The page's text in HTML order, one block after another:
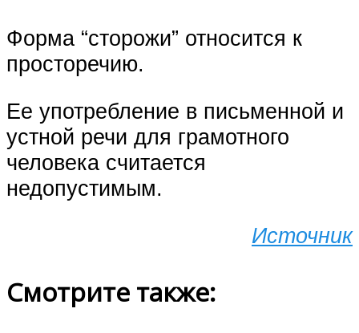
Форма “сторожи” относится к
просторечию.
Ее употребление в письменной и
устной речи для грамотного
человека считается
недопустимым.
Источник
Смотрите также: